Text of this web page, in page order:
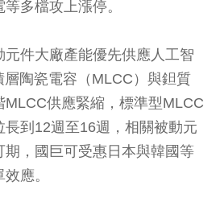
多檔攻上漲停。
件大廠產能優先供應人工智
陶瓷電容（MLCC）與鉭質
MLCC供應緊縮，標準型MLCC
到12週至16週，相關被動元
，國巨可受惠日本與韓國等
應。